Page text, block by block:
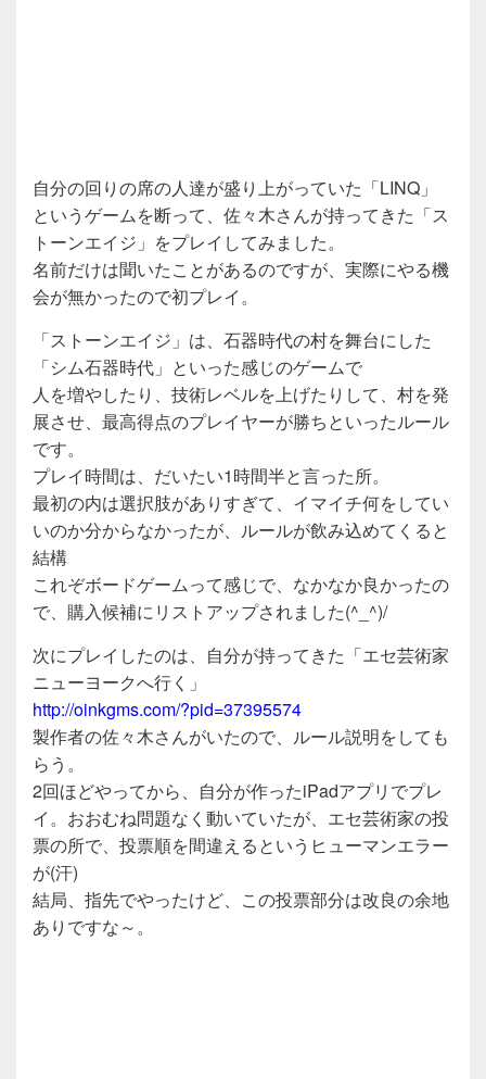
自分の回りの席の人達が盛り上がっていた「LINQ」
というゲームを断って、佐々木さんが持ってきた「ス
トーンエイジ」をプレイしてみました。
名前だけは聞いたことがあるのですが、実際にやる機
会が無かったので初プレイ。
「ストーンエイジ」は、石器時代の村を舞台にした
「シム石器時代」といった感じのゲームで
人を増やしたり、技術レベルを上げたりして、村を発
展させ、最高得点のプレイヤーが勝ちといったルール
です。
プレイ時間は、だいたい1時間半と言った所。
最初の内は選択肢がありすぎて、イマイチ何をしてい
いのか分からなかったが、ルールが飲み込めてくると
結構
これぞボードゲームって感じで、なかなか良かったの
で、購入候補にリストアップされました(^_^)/
次にプレイしたのは、自分が持ってきた「エセ芸術家
ニューヨークへ行く」
http://oinkgms.com/?pid=37395574
製作者の佐々木さんがいたので、ルール説明をしても
らう。
2回ほどやってから、自分が作ったiPadアプリでプレ
イ。おおむね問題なく動いていたが、エセ芸術家の投
票の所で、投票順を間違えるというヒューマンエラー
が(汗)
結局、指先でやったけど、この投票部分は改良の余地
ありですな～。